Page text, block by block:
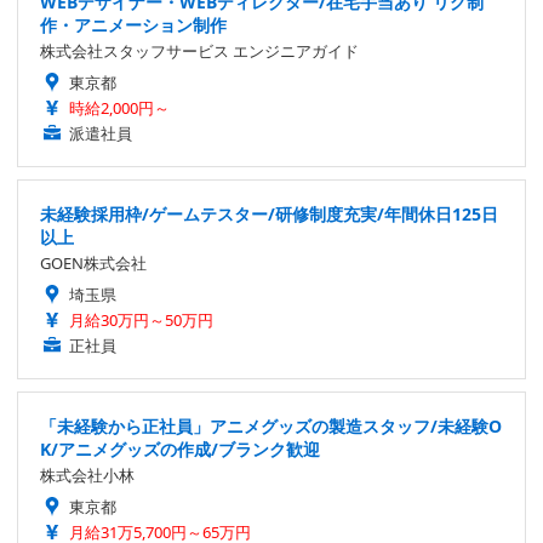
作・アニメーション制作
株式会社スタッフサービス エンジニアガイド
東京都
時給2,000円～
派遣社員
未経験採用枠/ゲームテスター/研修制度充実/年間休日125日
以上
GOEN株式会社
埼玉県
月給30万円～50万円
正社員
「未経験から正社員」アニメグッズの製造スタッフ/未経験O
K/アニメグッズの作成/ブランク歓迎
株式会社小林
東京都
月給31万5,700円～65万円